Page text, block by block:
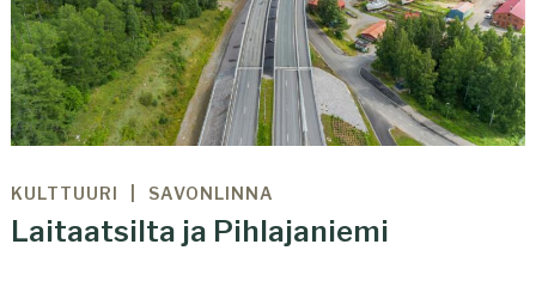
KULTTUURI SAVONLINNA
Laitaatsilta ja Pihlajaniemi